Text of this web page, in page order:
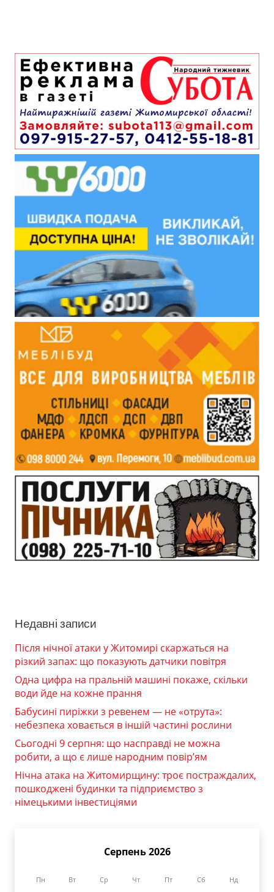
Недавні записи
Після нічної атаки у Житомирі скаржаться на
різкий запах: що показують датчики повітря
Одна цифра на пральній машині покаже, скільки
води йде на кожне прання
Бабусині пиріжки з ревенем — не «отрута»:
небезпека ховається в іншій частині рослини
Сьогодні 9 серпня: що насправді не можна
робити, а що є лише народним повір’ям
Нічна атака на Житомирщину: троє постраждалих,
пошкоджені будинки та підприємство з
німецькими інвестиціями
Серпень 2026
Пн Вт Ср Чт Пт Сб Нд